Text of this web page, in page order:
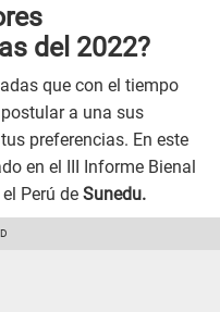
del 2022?
que con el tiempo
a una sus
preferencias. En este
en el III Informe Bienal
Perú de Sunedu.